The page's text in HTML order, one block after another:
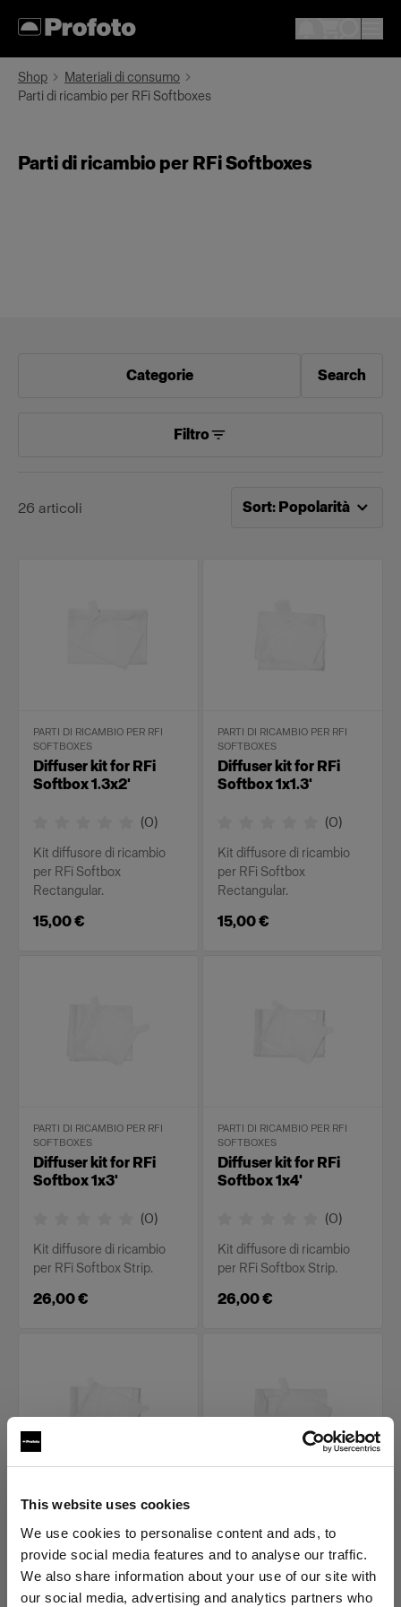
This website uses cookies
We use cookies to personalise content and ads, to
provide social media features and to analyse our traffic.
We also share information about your use of our site with
our social media, advertising and analytics partners who
Shop
Materiali di consumo
Parti di ricambio per RFi Softboxes
Parti di ricambio per RFi Softboxes
Categorie Search
Filtro
26 articoli
Ordinamento attuale per
Sort: Popolarità
PARTI DI RICAMBIO PER RFI
SOFTBOXES
Diffuser kit for RFi
Softbox 1.3x2'
(0)
Kit diffusore di ricambio
per RFi Softbox
Rectangular.
15,00 €
PARTI DI RICAMBIO PER RFI
SOFTBOXES
Diffuser kit for RFi
Softbox 1x1.3'
(0)
Kit diffusore di ricambio
per RFi Softbox
Rectangular.
15,00 €
PARTI DI RICAMBIO PER RFI
SOFTBOXES
Diffuser kit for RFi
Softbox 1x3'
(0)
Kit diffusore di ricambio
per RFi Softbox Strip.
26,00 €
PARTI DI RICAMBIO PER RFI
SOFTBOXES
Diffuser kit for RFi
Softbox 1x4'
(0)
Kit diffusore di ricambio
per RFi Softbox Strip.
26,00 €
PARTI DI RICAMBIO PER RFI
Diffuser kit for RFi
Softbox 1x6'
(0)
Diffuser kit for RFi
Softbox 2x2'
(0)